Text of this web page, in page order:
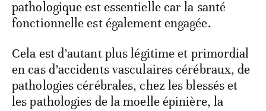
pathologique est essentielle car la santé
fonctionnelle est également engagée.
Cela est d’autant plus légitime et primordial
en cas d’accidents vasculaires cérébraux, de
pathologies cérébrales, chez les blessés et
les pathologies de la moelle épinière, la